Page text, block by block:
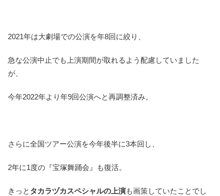
2021年は大劇場での公演を年8回に絞り、
急な公演中止でも上演期間が取れるよう配慮していました
が、
今年2022年より年9回公演へと再調整済み。
さらに全国ツアー公演を今年後半に3本回し、
2年に1度の『宝塚舞踊会』も復活。
きっと タカラヅカスペシャルの上演も画策していたことでし